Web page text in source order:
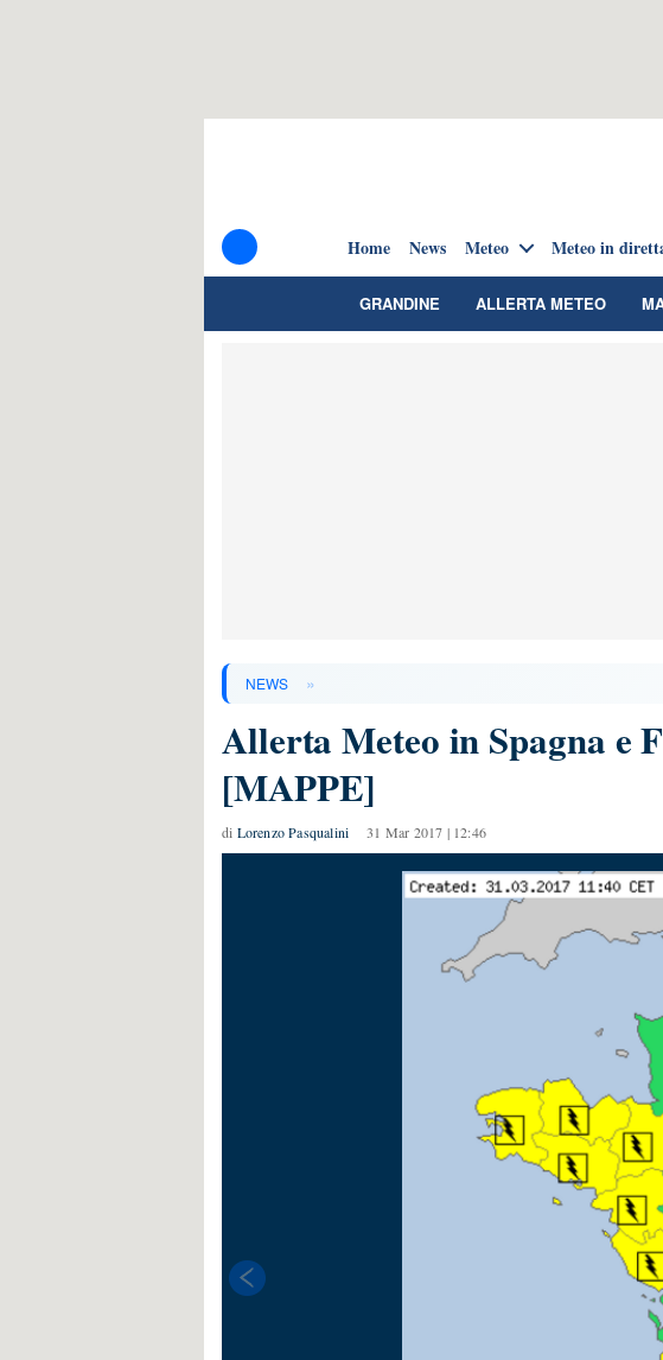
Home News Meteo Meteo in
GRANDINE ALLERTA METEO
NEWS »
Allerta Meteo in Spagna e
[MAPPE]
di Lorenzo Pasqualini 31 Mar 2017 | 12:46